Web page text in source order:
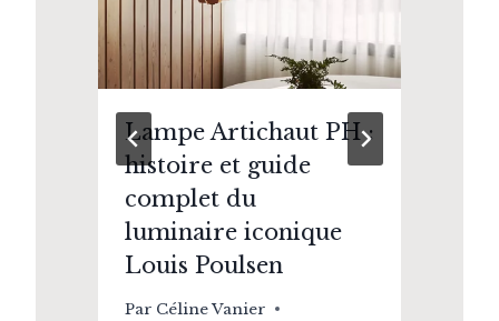
Lampe Artichaut PH :
histoire et guide
complet du
luminaire iconique
Louis Poulsen
Par Céline Vanier